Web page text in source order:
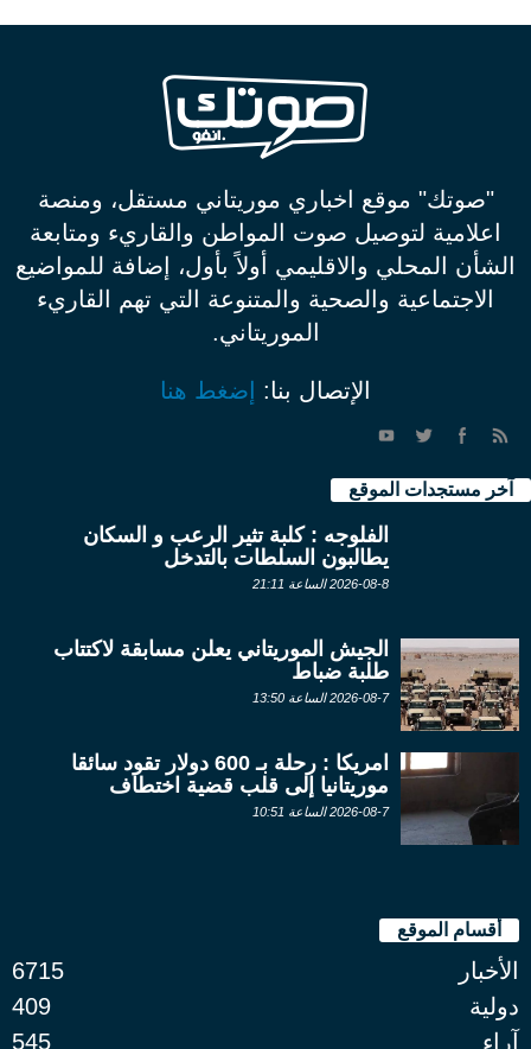
"صوتك" موقع اخباري موريتاني مستقل، ومنصة
اعلامية لتوصيل صوت المواطن والقاريء ومتابعة
الشأن المحلي والاقليمي أولاً بأول، إضافة للمواضيع
الاجتماعية والصحية والمتنوعة التي تهم القاريء
الموريتاني.
الإتصال بنا: إضغط هنا
آخر مستجدات الموقع
الفلوجه : كلبة تثير الرعب و السكان
يطالبون السلطات بالتدخل
2026-08-8 الساعة 21:11
الجيش الموريتاني يعلن مسابقة لاكتتاب
طلبة ضباط
2026-08-7 الساعة 13:50
امريكا : رحلة بـ 600 دولار تقود سائقا
موريتانيا إلى قلب قضية اختطاف
2026-08-7 الساعة 10:51
أقسام الموقع
الأخبار
6715
دولية
409
آراء
545